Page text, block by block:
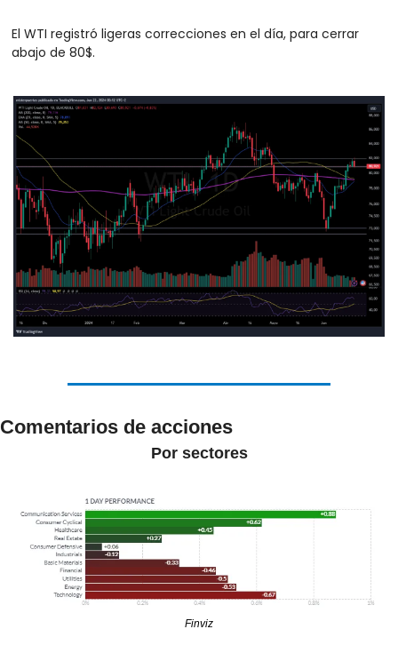
El WTI registró ligeras correcciones en el día, para cerrar
abajo de 80$.
Comentarios de acciones
Por sectores
Finviz